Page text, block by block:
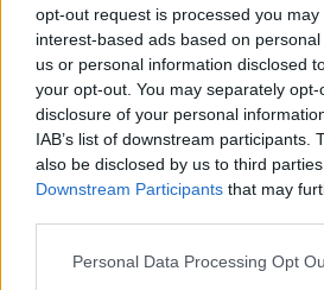
opt-out request is processed you may
interest-based ads based on
us or personal information disclosed
your opt-out. You may separately
disclosure of your personal
IAB’s list of downstream participants.
also be disclosed by us to third
Downstream Participants that may
Personal Data Processing Opt
*VIDEO. Melteanul
Cumpănașu către
critică: „Voi nu
de frumoase ca a
geloși și penibili!”